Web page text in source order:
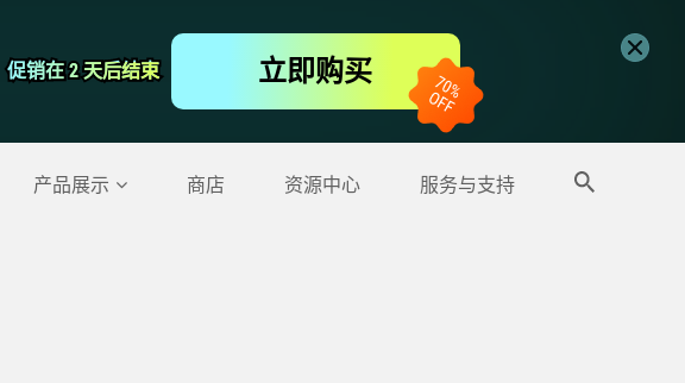
促销在 2 天后结束
促销在 2 天后结束 立即购买
产品展示 商店 资源中心 服务与支持
屏幕录影大师
更多产品